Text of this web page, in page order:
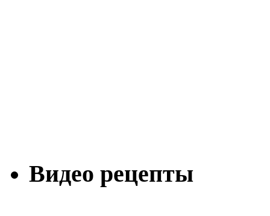
Видео рецепты